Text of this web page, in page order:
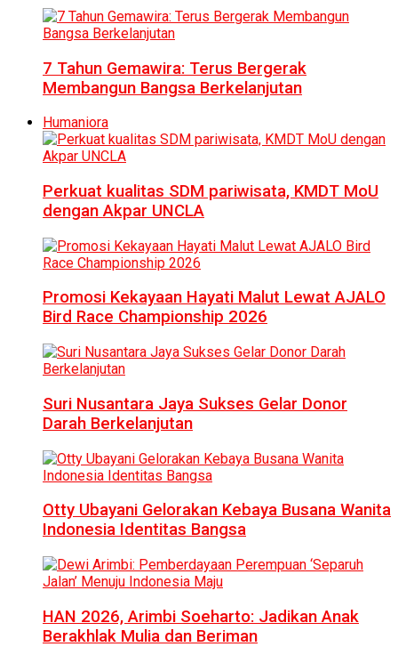
7 Tahun Gemawira: Terus Bergerak
Membangun Bangsa Berkelanjutan
Humaniora
Perkuat kualitas SDM pariwisata, KMDT MoU
dengan Akpar UNCLA
Promosi Kekayaan Hayati Malut Lewat AJALO
Bird Race Championship 2026
Suri Nusantara Jaya Sukses Gelar Donor
Darah Berkelanjutan
Otty Ubayani Gelorakan Kebaya Busana Wanita
Indonesia Identitas Bangsa
HAN 2026, Arimbi Soeharto: Jadikan Anak
Berakhlak Mulia dan Beriman